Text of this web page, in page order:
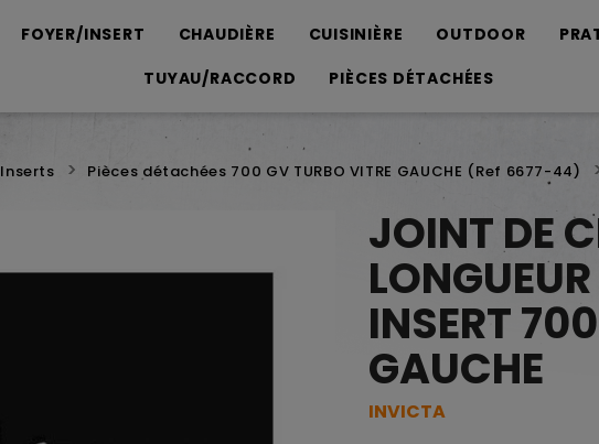
FOYER/INSERT CHAUDIÈRE CUISINIÈRE OUTDOOR
TUYAU/RACCORD
PIÈCES DÉTACHÉES
Inserts Pièces détachées 700 GV TURBO VITRE GAUCHE (Ref 6677-44)
JOINT DE
INSERT
GAUCHE
INVICTA